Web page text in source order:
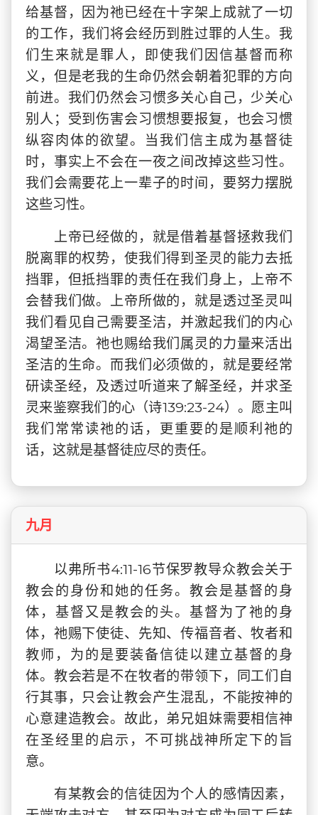
给基督，因为祂已经在十字架上成就了一切
的工作，我们将会经历到胜过罪的人生。我
们生来就是罪人，即使我们因信基督而称
义，但是老我的生命仍然会朝着犯罪的方向
前进。我们仍然会习惯多关心自己，少关心
别人；受到伤害会习惯想要报复，也会习惯
纵容肉体的欲望。当我们信主成为基督徒
时，事实上不会在一夜之间改掉这些习性。
我们会需要花上一辈子的时间，要努力摆脱
这些习性。
上帝已经做的，就是借着基督拯救我们
脱离罪的权势，使我们得到圣灵的能力去抵
挡罪，但抵挡罪的责任在我们身上，上帝不
会替我们做。上帝所做的，就是透过圣灵叫
我们看见自己需要圣洁，并激起我们的内心
渴望圣洁。祂也赐给我们属灵的力量来活出
圣洁的生命。而我们必须做的，就是要经常
研读圣经，及透过听道来了解圣经，并求圣
灵来鉴察我们的心（诗139:23-24）。愿主叫
我们常常读祂的话，更重要的是顺利祂的
话，这就是基督徒应尽的责任。
九月
以弗所书4:11-16节保罗教导众教会关于
教会的身份和她的任务。教会是基督的身
体，基督又是教会的头。基督为了祂的身
体，祂赐下使徒、先知、传福音者、牧者和
教师，为的是要装备信徒以建立基督的身
体。教会若是不在牧者的带领下，同工们自
行其事，只会让教会产生混乱，不能按神的
心意建造教会。故此，弟兄姐妹需要相信神
在圣经里的启示，不可挑战神所定下的旨
意。
有某教会的信徒因为个人的感情因素，